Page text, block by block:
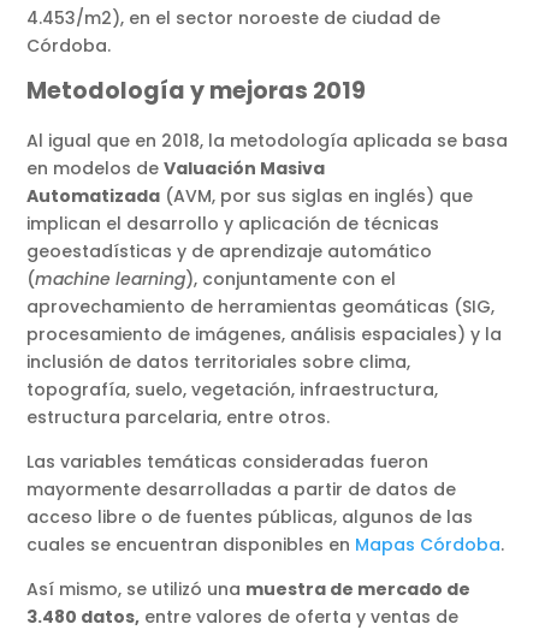
4.453/m2), en el sector noroeste de ciudad de
Córdoba.
Metodología y mejoras 2019
Al igual que en 2018, la metodología aplicada se basa
en modelos deValuación Masiva
Automatizada (AVM, por sus siglas en inglés) que
implican el desarrollo y aplicación de técnicas
geoestadísticas y de aprendizaje automático
(machine learning), conjuntamente con el
aprovechamiento de herramientas geomáticas (SIG,
procesamiento de imágenes, análisis espaciales) y la
inclusión de datos territoriales sobre clima,
topografía, suelo, vegetación, infraestructura,
estructura parcelaria, entre otros.
Las variables temáticas consideradas fueron
mayormente desarrolladas a partir de datos de
acceso libre o de fuentes públicas, algunos de las
cuales se encuentran disponibles en Mapas Córdoba.
Así mismo, se utilizó una muestra de mercado de
3.480 datos, entre valores de oferta y ventas de